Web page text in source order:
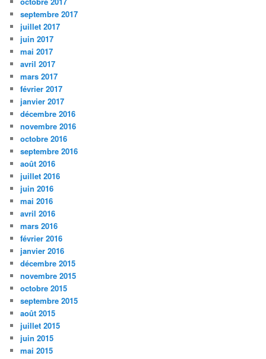
septembre 2017
juillet 2017
juin 2017
mai 2017
avril 2017
mars 2017
février 2017
janvier 2017
décembre 2016
novembre 2016
octobre 2016
septembre 2016
août 2016
juillet 2016
juin 2016
mai 2016
avril 2016
mars 2016
février 2016
janvier 2016
décembre 2015
novembre 2015
octobre 2015
septembre 2015
août 2015
juillet 2015
juin 2015
mai 2015